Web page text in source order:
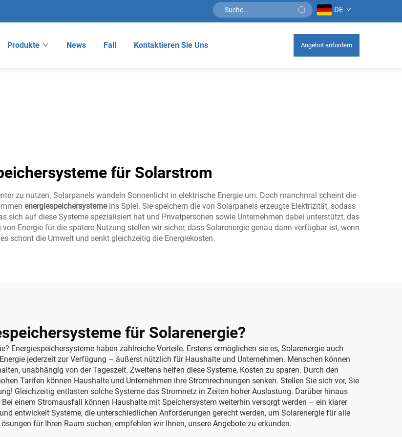
DE
Produkte News Fall Kontaktieren Sie Uns Angebot anfordern
für Solarstrom
zu nutzen. Solarpanels wandeln Sonnenlicht in elektrische Energie um. Doch manchmal scheint die
energiespeichersysteme ins Spiel. Sie speichern die von Solarpanels erzeugte Elektrizität, sodass
sich auf diese Systeme spezialisiert hat und Privatpersonen sowie Unternehmen dabei unterstützt, das
Energie für die spätere Nutzung stellen wir sicher, dass Solarenergie genau dann verfügbar ist, wenn
schont die Umwelt und senkt gleichzeitig die Energiekosten.
für Solarenergie?
Energiespeichersysteme haben zahlreiche Vorteile. Erstens ermöglichen sie es, Solarenergie auch
jederzeit zur Verfügung – äußerst nützlich für Haushalte und Unternehmen. Menschen können
unabhängig von der Tageszeit. Zweitens helfen diese Systeme, Kosten zu sparen. Durch den
Tarifen können Haushalte und Unternehmen ihre Stromrechnungen senken. Stellen Sie sich vor, Sie
Gleichzeitig entlasten solche Systeme das Stromnetz in Zeiten hoher Auslastung. Darüber hinaus
einem Stromausfall können Haushalte mit Speichersystem weiterhin versorgt werden – ein klarer
entwickelt Systeme, die unterschiedlichen Anforderungen gerecht werden, um Solarenergie für alle
für Ihren Raum suchen, empfehlen wir Ihnen, unsere Angebote zu erkunden.